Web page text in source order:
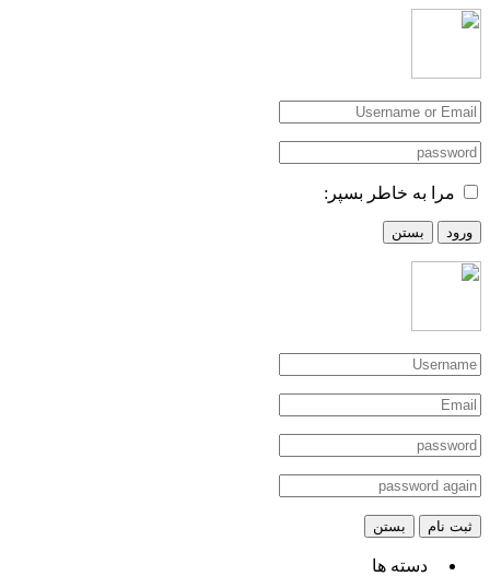
مرا به خاطر بسپر:
ورود بستن
ثبت نام بستن
دسته ها